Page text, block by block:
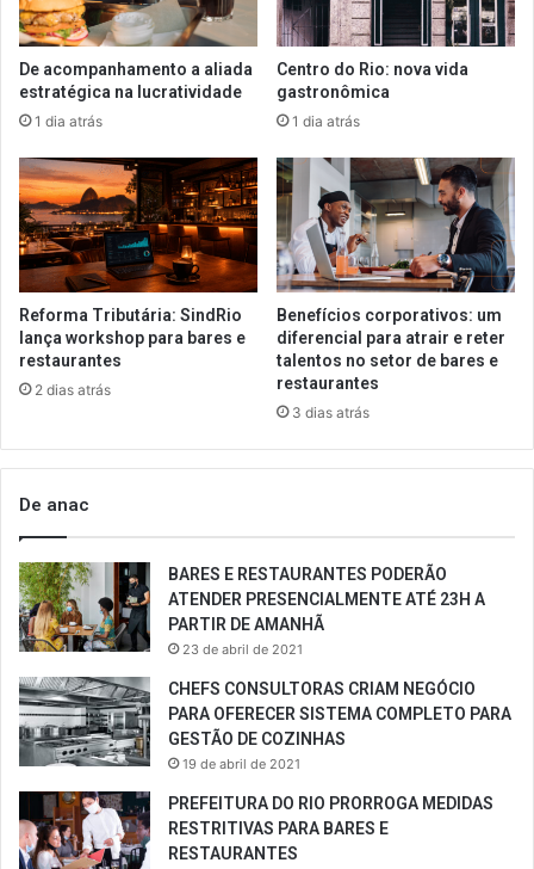
De acompanhamento a aliada
estratégica na lucratividade
1 dia atrás
Centro do Rio: nova vida
gastronômica
1 dia atrás
Reforma Tributária: SindRio
lança workshop para bares e
restaurantes
2 dias atrás
Benefícios corporativos: um
diferencial para atrair e reter
talentos no setor de bares e
restaurantes
3 dias atrás
De anac
BARES E RESTAURANTES PODERÃO
ATENDER PRESENCIALMENTE ATÉ 23H A
PARTIR DE AMANHÃ
23 de abril de 2021
CHEFS CONSULTORAS CRIAM NEGÓCIO
PARA OFERECER SISTEMA COMPLETO PARA
GESTÃO DE COZINHAS
19 de abril de 2021
PREFEITURA DO RIO PRORROGA MEDIDAS
RESTRITIVAS PARA BARES E
RESTAURANTES